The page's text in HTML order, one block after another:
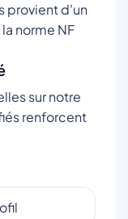
provient d'un
norme NF
sur notre
renforcent